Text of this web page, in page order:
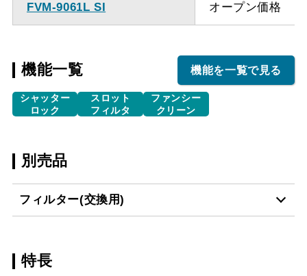
FVM-9061L SI オープン価格
機能一覧 機能を一覧で見る
シャッター
ロック
スロット
フィルタ
ファンシー
クリーン
別売品
フィルター(交換用)
CSF17-3421
特長